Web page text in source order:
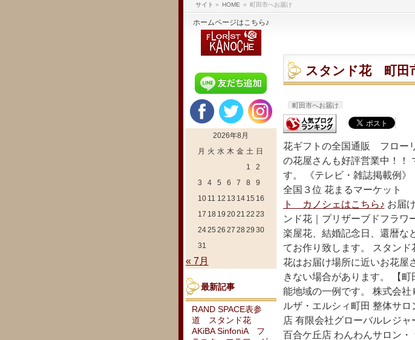
サイト » HOME » 町田市へお届け
スタンド花 町田
町田市へお届け
花ギフトの全国通販 フロー
の花屋さんも好評営業中！！
す。 《テレビ・雑誌掲載例》
全国３位 花まるマーケット
ト カノシェはこちら♪ お届
ンド花｜プリザーブドフラワ
楽屋花、結婚記念日、還暦
てお作り致します。 スタン
花はお届け場所に近いお花屋
きない場合があります。 【
能地域の一例です。 株式会
ルザ・エルシィ町田 整体サ
店 有限会社グローバルレジ
百合ケ丘店 わんわんサロン
ホームページはこちら♪
2026年8月
月 火 水 木 金 土 日
1
2
3
4 5 6 7 8
9
10 11 12 13 14 15 16
17 18 19 2021 22 23
2425 26 27 28 29 30
31
« 7月
最新記事
RAND SPACE表参
道 スタンド花
AKiBA SinfoniA フ